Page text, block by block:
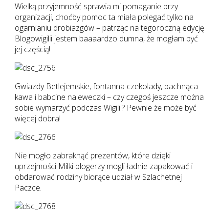
Wielką przyjemność sprawia mi pomaganie przy
organizacji, choćby pomoc ta miała polegać tylko na
ogarnianiu drobiazgów – patrząc na tegoroczną edycję
Blogowigilii jestem baaaardzo dumna, że mogłam być
jej częścią!
Gwiazdy Betlejemskie, fontanna czekolady, pachnąca
kawa i babcine naleweczki – czy czegoś jeszcze można
sobie wymarzyć podczas Wigilii? Pewnie że może być
więcej dobra!
Nie mogło zabraknąć prezentów, które dzięki
uprzejmości Milki blogerzy mogli ładnie zapakować i
obdarować rodziny biorące udział w Szlachetnej
Paczce.